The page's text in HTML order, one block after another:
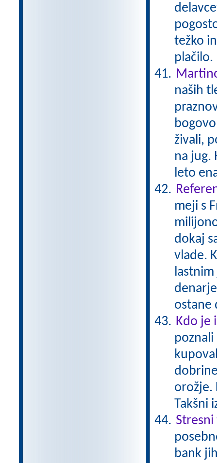
težko
naših
živali,
na jug.
leto
meji s
dokaj
vlade.
ostane
Kdo je
poznali
orožje.
Takšni
bank